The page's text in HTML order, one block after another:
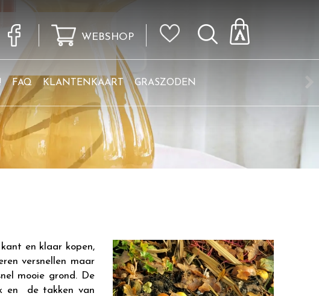
WEBSHOP
FAQ KLANTENKAART GRASZODEN
en klaar kopen,
versnellen maar
mooie grond. De
en de takken van